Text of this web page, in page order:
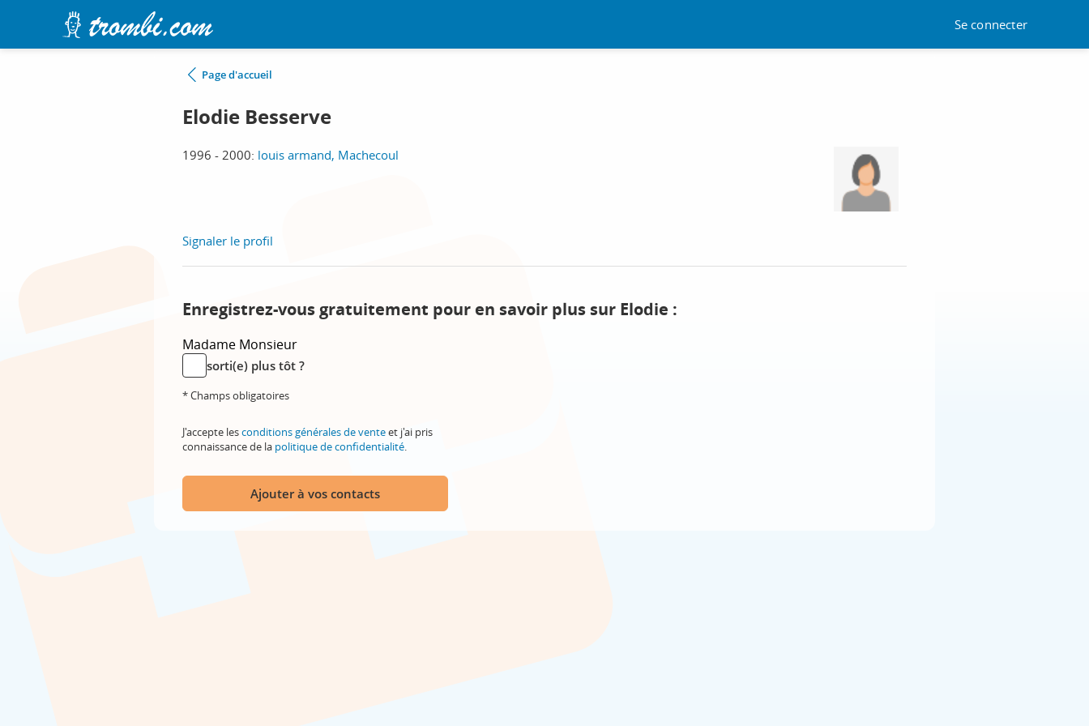
Se connecter
Page d'accueil
Elodie Besserve
1996 - 2000: louis armand, Machecoul
Signaler le profil
Enregistrez-vous gratuitement pour en savoir plus sur Elodie :
Madame Monsieur
sorti(e) plus tôt ?
* Champs obligatoires
J'accepte lesconditions générales de venteet j'ai pris
connaissance de la politique de confidentialité.
Ajouter à vos contacts